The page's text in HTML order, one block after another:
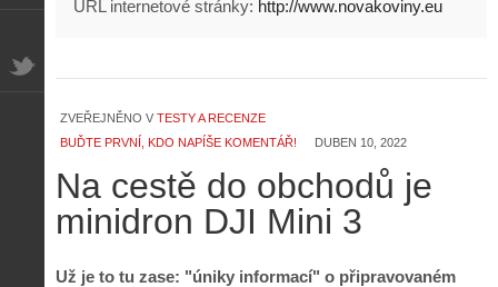
URL internetové stránky: http://www.novakoviny.eu
ZVEŘEJNĚNO V TESTY A RECENZE
BUĎTE PRVNÍ, KDO NAPÍŠE KOMENTÁŘ!
DUBEN 10, 2022
Na cestě do obchodů je
minidron DJI Mini 3
Už je to tu zase: "úniky informací" o připravovaném